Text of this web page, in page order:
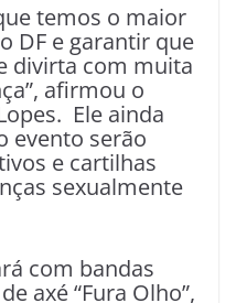
temos o maior
DF e garantir que
divirta com muita
afirmou o
Ele ainda
evento serão
e cartilhas
sexualmente
com bandas
axé “Fura Olho”,